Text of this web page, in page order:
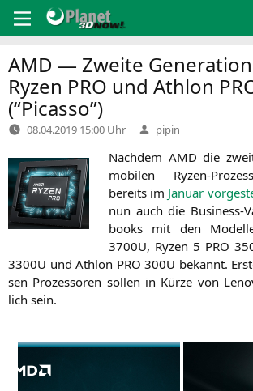
Inhalt
springen
AMD — Zweite
Ryzen PRO und Athlon
(“Picasso”)
08.04.2019 15:00 Uhr Verfasst
von
pipin
Nach­dem AMD die
mobi­len Ryzen-
bereits im Janu­ar
nun auch die Busi­ness-
books mit den
3700U, Ryzen 5 PRO
3300U und Ath­lon PRO 300U bekannt.
sen Pro­zes­so­ren sol­len in Kür­ze von
lich sein.